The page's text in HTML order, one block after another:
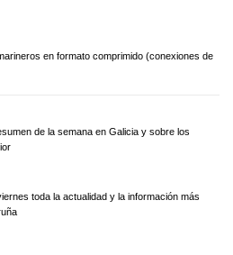
en formato comprimido (conexiones de
de la semana en Galicia y sobre los
toda la actualidad y la información más